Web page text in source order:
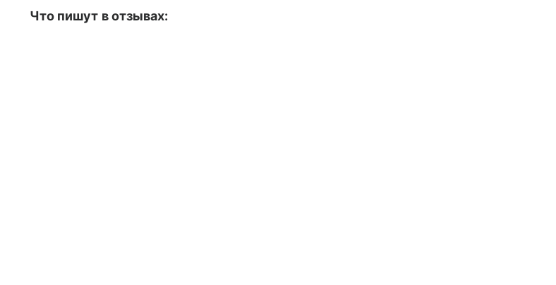
Что пишут в отзывах: